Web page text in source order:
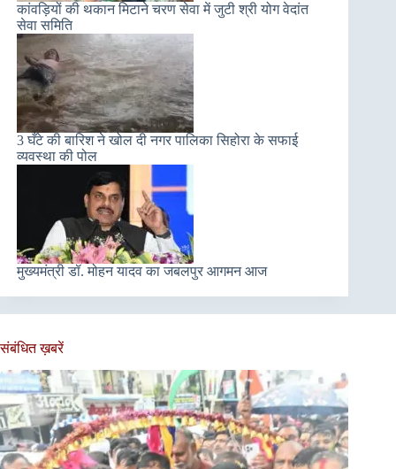
कांवड़ियों की थकान मिटाने चरण सेवा में जुटी श्री योग वेदांत
सेवा समिति
3 घँटे की बारिश ने खोल दी नगर पालिका सिहोरा के सफाई
व्यवस्था की पोल
मुख्‍यमंत्री डॉ. मोहन यादव का जबलपुर आगमन आज
संबंधित ख़बरें